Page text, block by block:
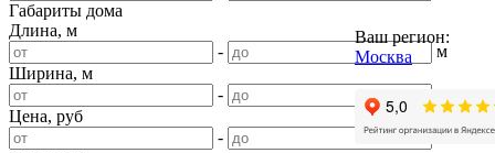
Ваш регион:
Москва
Габариты дома
Длина, м
-
м
Ширина, м
-
Цена, руб
-